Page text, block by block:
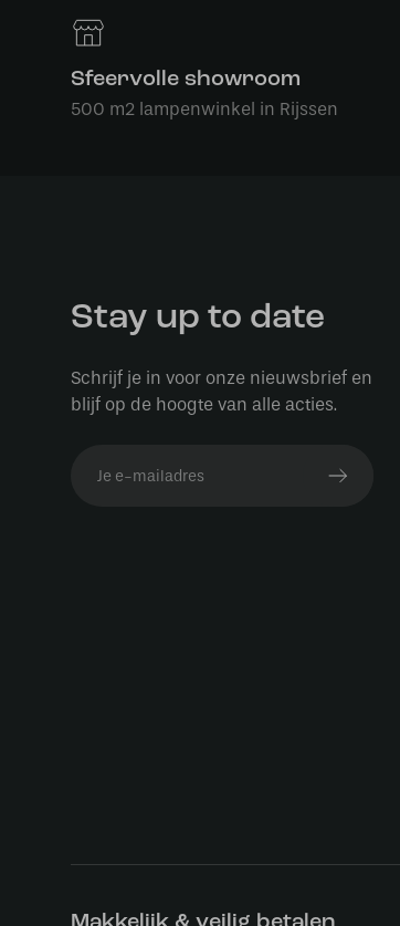
Sfeervolle showroom
500 m2 lampenwinkel in Rijssen
Stay up to date
Schrijf je in voor onze nieuwsbrief en
blijf op de hoogte van alle acties.